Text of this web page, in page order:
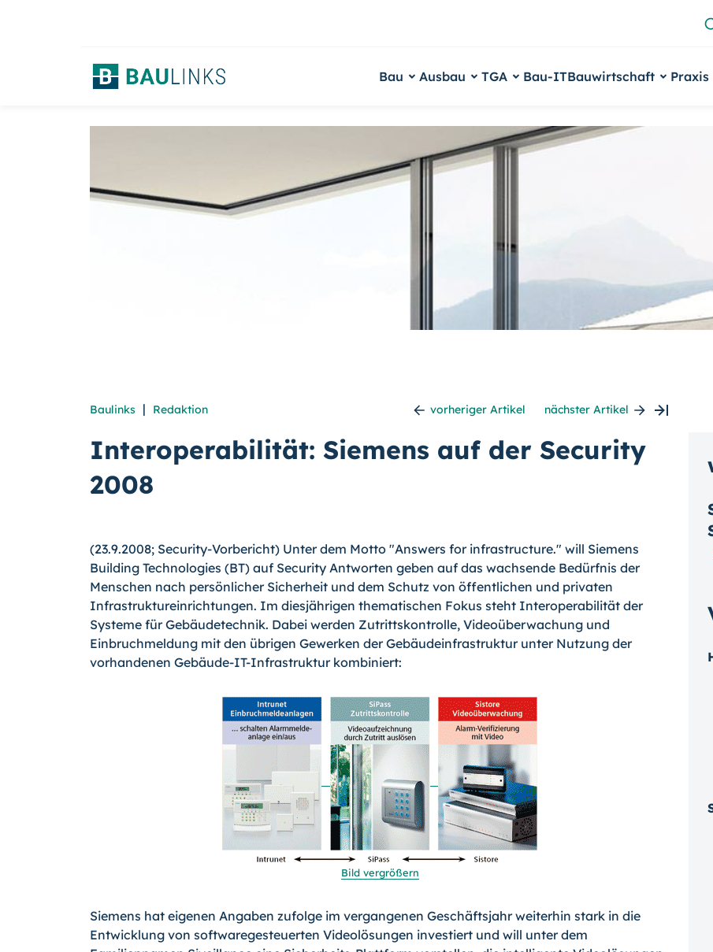
Bau Ausbau TGA Bau-ITBauwirtschaft Praxis
Baulinks | Redaktion vorheriger Artikel nächster Artikel
Interoperabilität: Siemens auf der Security
2008
(23.9.2008; Security-Vorbericht) Unter dem Motto "Answers for infrastructure." will Siemens
Building Technologies (BT) auf Security Antworten geben auf das wachsende Bedürfnis der
Menschen nach persönlicher Sicherheit und dem Schutz von öffentlichen und privaten
Infrastruktureinrichtungen. Im diesjährigen thematischen Fokus steht Interoperabilität der
Systeme für Gebäudetechnik. Dabei werden Zutrittskontrolle, Videoüberwachung und
Einbruchmeldung mit den übrigen Gewerken der Gebäudeinfrastruktur unter Nutzung der
vorhandenen Gebäude-IT-Infrastruktur kombiniert:
Bild vergrößern
Siemens hat eigenen Angaben zufolge im vergangenen Geschäftsjahr weiterhin stark in die
Entwicklung von softwaregesteuerten Videolösungen investiert und will unter dem